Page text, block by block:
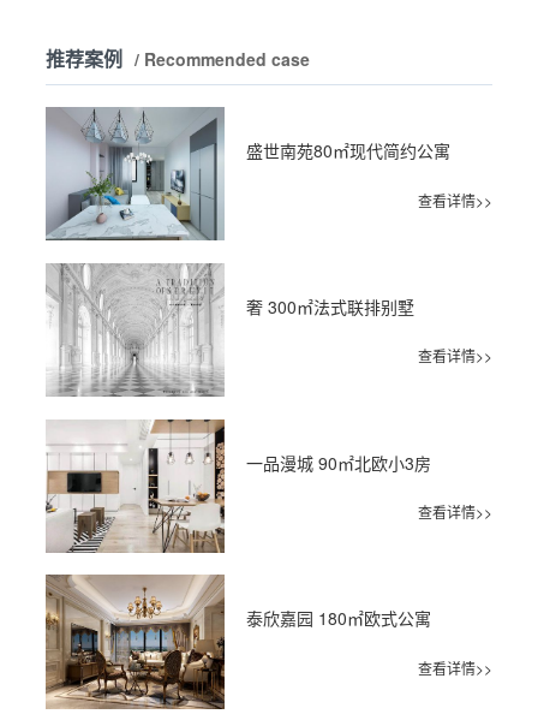
推荐案例 / Recommended case
盛世南苑80㎡现代简约公寓
查看详情>>
奢 300㎡法式联排别墅
查看详情>>
一品漫城 90㎡北欧小3房
查看详情>>
泰欣嘉园 180㎡欧式公寓
查看详情>>